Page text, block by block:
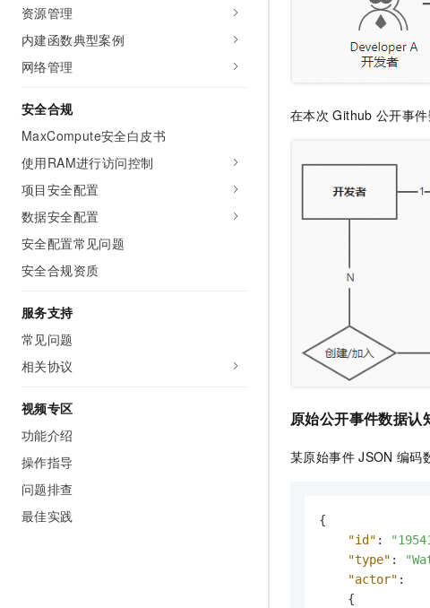
资源管理
内建函数典型案例
网络管理
安全合规
MaxCompute安全白皮书
使用RAM进行访问控制
项目安全配置
数据安全配置
安全配置常见问题
安全合规资质
服务支持
常见问题
相关协议
视频专区
功能介绍
操作指导
问题排查
最佳实践
在本次 Github 公开事件
原始公开事件数据认
某原始事件 JSON 编码
{
"id" :
"type" :
"actor" :
{